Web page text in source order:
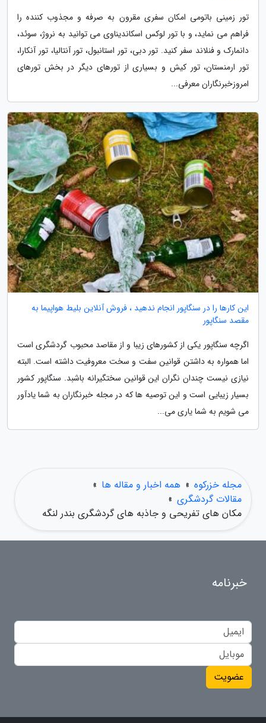
تور زمینی باتومی امکان سفری مقرون به صرفه و مجذوب کننده را
فراهم می نماید، و با تور لوکس اسکاندیناوی می توانید به نروژ، سوئد،
دانمارک و فنلاند سفر کنید. تور دبی، تور استانبول، تور آنتالیا، تور آنکارا،
تور ارمنستان، تور کیش و بسیاری از تورهای دیگر در بخش تورهای
امروزخبرنگاران معرفی...
این کارها را در سنگاپور انجام ندهید ، فروش آنلاین بلیط هواپیما به
مقصد سنگاپور
اگرچه سنگاپور یکی از کشورهای زیبا و از مقاصد محبوب گردشگری است
اما همواره به داشتن قوانین سفت و سخت معروفیت داشته است. البته
نیازی نیست چندان نگران این قوانین سختگیرانه باشبد. سنگاپور کشور
بسیار زیبایی است و این توصیه ها که در مجله خبرنگاران به شما یادآور
می شویم به شما یاری می...
مجله خزرکوه » همه اخبار و مقاله ها »
مقالات گردشگری »
مکان های تفریحی و جاذبه های گردشگری بندر لنگه
خبرنامه
عضویت